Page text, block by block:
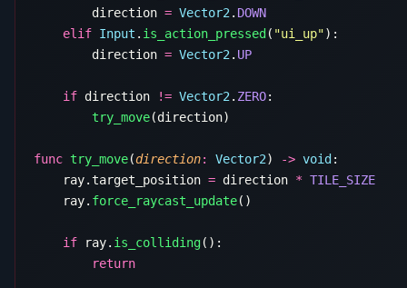
        direction
= Vector2 .
    elif
Input . is_action_pressed ( "ui_up"
        direction
= Vector2 .
    if
direction != Vector2 . ZERO
        try_move
func try_move(direction: Vector2) -> void
    ray.target_position
= direction *
    ray.
force_raycast_update
    if
ray. is_colliding